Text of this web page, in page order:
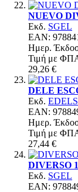
NUEVO
Εκδ. SGEL
EAN:
Ημερ.
Τιμή με
29,26 €
DELE
Εκδ.
EAN:
Ημερ.
Τιμή με
27,44 €
DIVERSO
Εκδ. SGEL
EAN: